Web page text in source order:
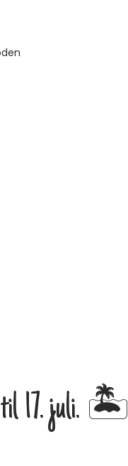
til 17. juli. 🏝️